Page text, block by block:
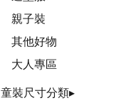
親子裝
其他好物
大人專區
童裝尺寸分類▸